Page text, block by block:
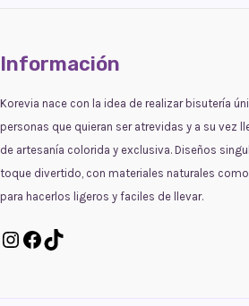
Información
Korevia nace con la idea de realizar bisutería
personas que quieran ser atrevidas y a su vez
de artesanía colorida y exclusiva. Diseños
toque divertido, con materiales naturales
para hacerlos ligeros y faciles de llevar.
Instagram
Facebook